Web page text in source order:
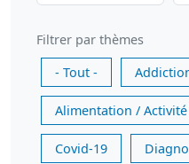
Filtrer par thèmes
- Tout -
Alimentation /
Covid-19